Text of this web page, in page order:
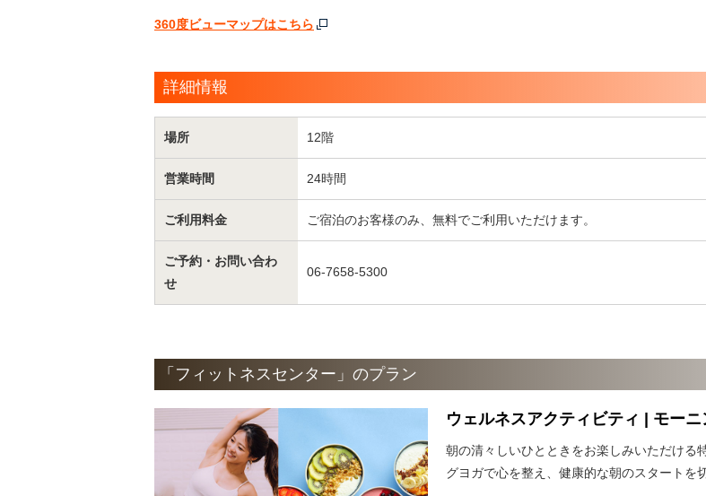
360度ビューマップはこちら
詳細情報
場所 12階
営業時間 24時間
ご利用料金 ご宿泊のお客様のみ、無料でご利用いただけます。
ご予約・お問い合わ
せ
06-7658-5300
「フィットネスセンター」のプラン
ウェルネスアクティビティ | モー
朝の清々しいひとときをお楽しみいただける
グヨガで心を整え、健康的な朝のスタートを